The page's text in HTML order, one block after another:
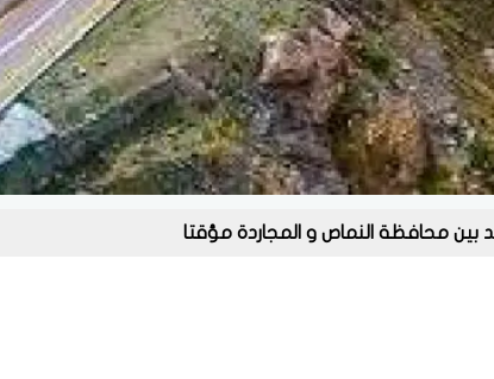
بين محافظة النماص و المجاردة مؤقتا